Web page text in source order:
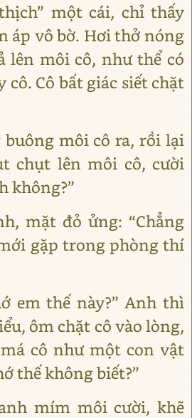
một cái, chỉ thấy
áp vô bờ. Hơi thở nóng
lên môi cô, như thể có
cô. Cô bất giác siết chặt
môi cô ra, rồi lại
chụt lên môi cô, cười
không?”
mặt đỏ ửng: “Chẳng
gặp trong phòng thí
em thế này?” Anh thì
ôm chặt cô vào lòng,
cô như một con vật
thế không biết?”
mím môi cười, khẽ